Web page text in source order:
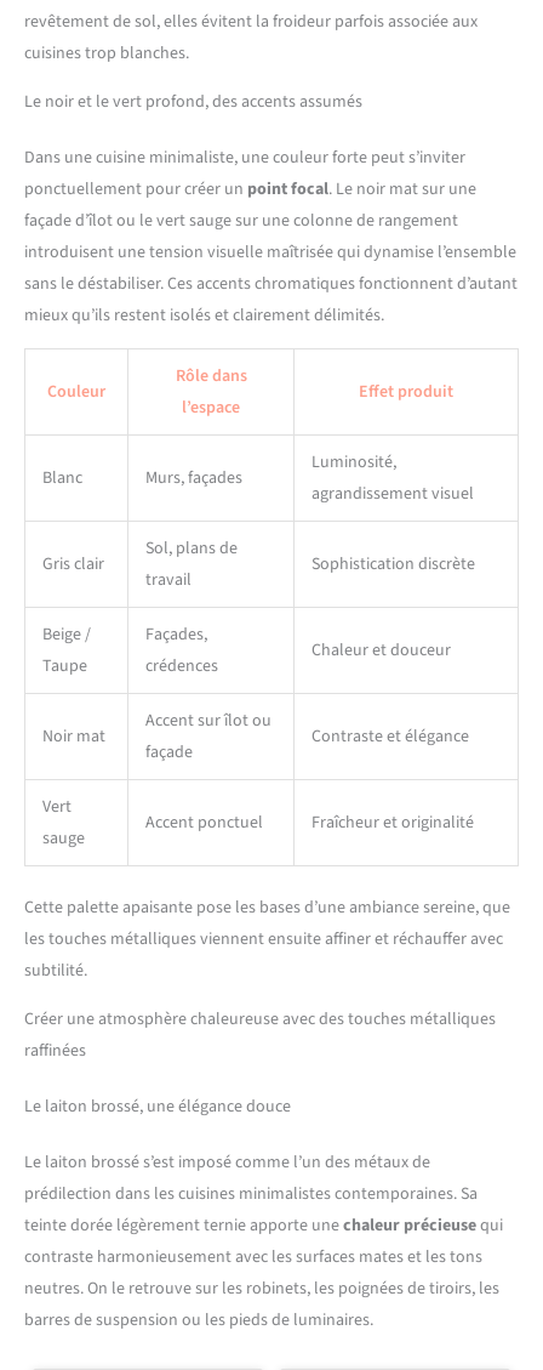
revêtement de sol, elles évitent la froideur parfois associée aux
cuisines trop blanches.
Le noir et le vert profond, des accents assumés
Dans une cuisine minimaliste, une couleur forte peut s’inviter
ponctuellement pour créer un point focal. Le noir mat sur une
façade d’îlot ou le vert sauge sur une colonne de rangement
introduisent une tension visuelle maîtrisée qui dynamise l’ensemble
sans le déstabiliser. Ces accents chromatiques fonctionnent d’autant
mieux qu’ils restent isolés et clairement délimités.
Couleur
Rôle dans
l’espace
Effet produit
Blanc Murs, façades
Luminosité,
agrandissement visuel
Gris clair
Sol, plans de
travail
Sophistication discrète
Beige /
Taupe
Façades,
crédences
Chaleur et douceur
Noir mat
Accent sur îlot ou
façade
Contraste et élégance
Vert
sauge
Accent ponctuel Fraîcheur et originalité
Cette palette apaisante pose les bases d’une ambiance sereine, que
les touches métalliques viennent ensuite affiner et réchauffer avec
subtilité.
Créer une atmosphère chaleureuse avec des touches métalliques
raffinées
Le laiton brossé, une élégance douce
Le laiton brossé s’est imposé comme l’un des métaux de
prédilection dans les cuisines minimalistes contemporaines. Sa
teinte dorée légèrement ternie apporte unechaleur précieusequi
contraste harmonieusement avec les surfaces mates et les tons
neutres. On le retrouve sur les robinets, les poignées de tiroirs, les
barres de suspension ou les pieds de luminaires.